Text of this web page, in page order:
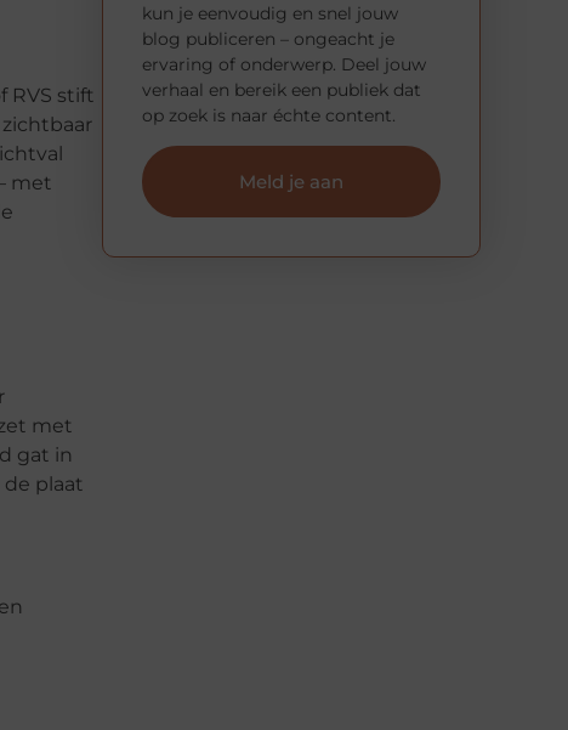
RVS stift
met
met
gat in
plaat
kun je eenvoudig en snel jouw
blog publiceren – ongeacht je
ervaring of onderwerp. Deel jouw
verhaal en bereik een publiek dat
op zoek is naar échte content.
Meld je aan